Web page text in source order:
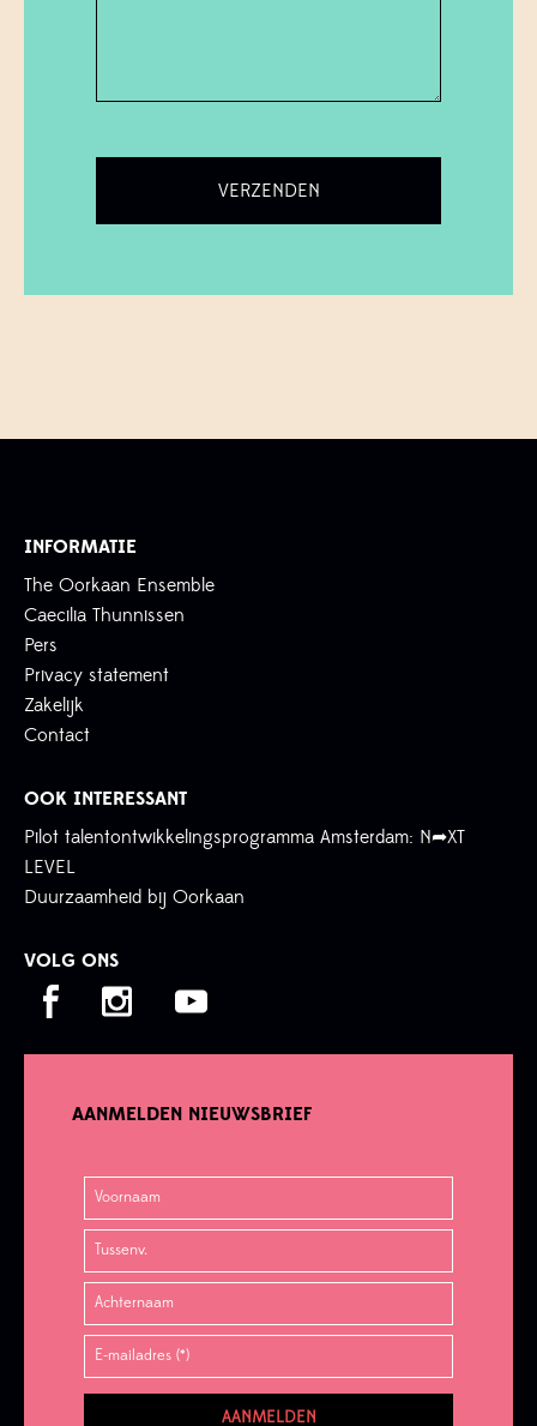
INFORMATIE
The Oorkaan Ensemble
Caecilia Thunnissen
Pers
Privacy statement
Zakelijk
Contact
OOK INTERESSANT
Pilot talentontwikkelingsprogramma Amsterdam: N➦XT
LEVEL
Duurzaamheid bij Oorkaan
VOLG ONS
AANMELDEN NIEUWSBRIEF